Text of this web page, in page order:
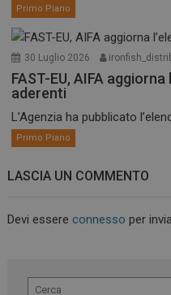
Primo Piano
30 Luglio 2026
FAST-EU, AIFA
aderenti
L’Agenzia ha pubblicato
Primo Piano
LASCIA UN COMMENTO
Devi essereconnesso per